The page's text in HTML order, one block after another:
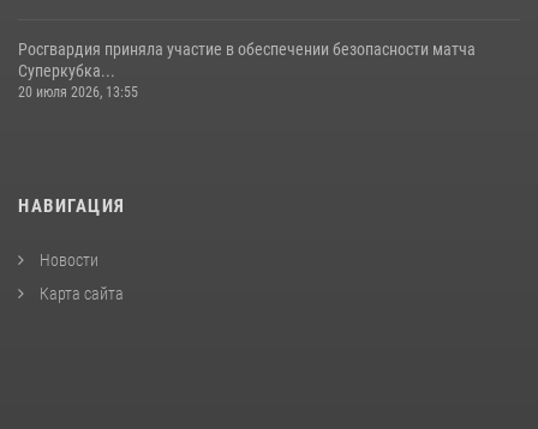
Росгвардия приняла участие в обеспечении безопасности матча
Суперкубка...
20 июля 2026, 13:55
НАВИГАЦИЯ
Новости
Карта сайта